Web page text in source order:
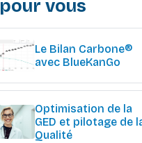
pour vous
Le Bilan Carbone®
avec BlueKanGo
Optimisation de la
GED et pilotage de
Qualité